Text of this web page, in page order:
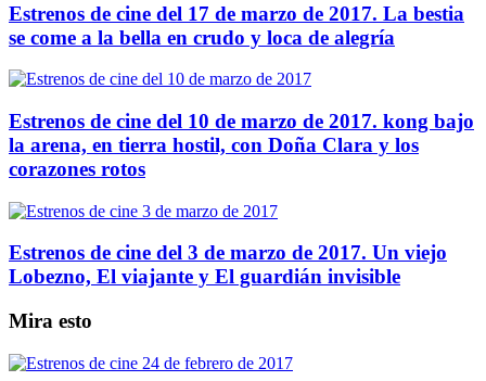
Estrenos de cine del 17 de marzo de 2017. La bestia
se come a la bella en crudo y loca de alegría
Estrenos de cine del 10 de marzo de 2017. kong bajo
la arena, en tierra hostil, con Doña Clara y los
corazones rotos
Estrenos de cine del 3 de marzo de 2017. Un viejo
Lobezno, El viajante y El guardián invisible
Mira esto